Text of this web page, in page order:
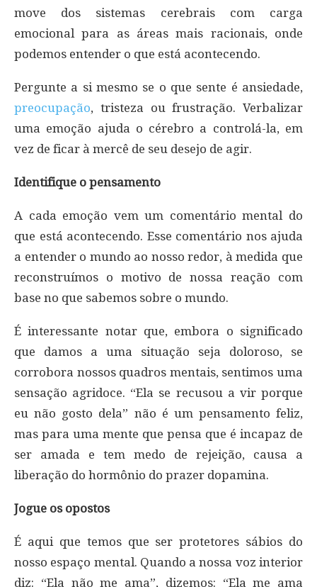
move dos sistemas cerebrais com carga
emocional para as áreas mais racionais, onde
podemos entender o que está acontecendo.
Pergunte a si mesmo se o que sente é ansiedade,
preocupação, tristeza ou frustração. Verbalizar
uma emoção ajuda o cérebro a controlá-la, em
vez de ficar à mercê de seu desejo de agir.
Identifique o pensamento
A cada emoção vem um comentário mental do
que está acontecendo. Esse comentário nos ajuda
a entender o mundo ao nosso redor, à medida que
reconstruímos o motivo de nossa reação com
base no que sabemos sobre o mundo.
É interessante notar que, embora o significado
que damos a uma situação seja doloroso, se
corrobora nossos quadros mentais, sentimos uma
sensação agridoce. “Ela se recusou a vir porque
eu não gosto dela” não é um pensamento feliz,
mas para uma mente que pensa que é incapaz de
ser amada e tem medo de rejeição, causa a
liberação do hormônio do prazer dopamina.
Jogue os opostos
É aqui que temos que ser protetores sábios do
nosso espaço mental. Quando a nossa voz interior
diz: “Ela não me ama”, dizemos: “Ela me ama